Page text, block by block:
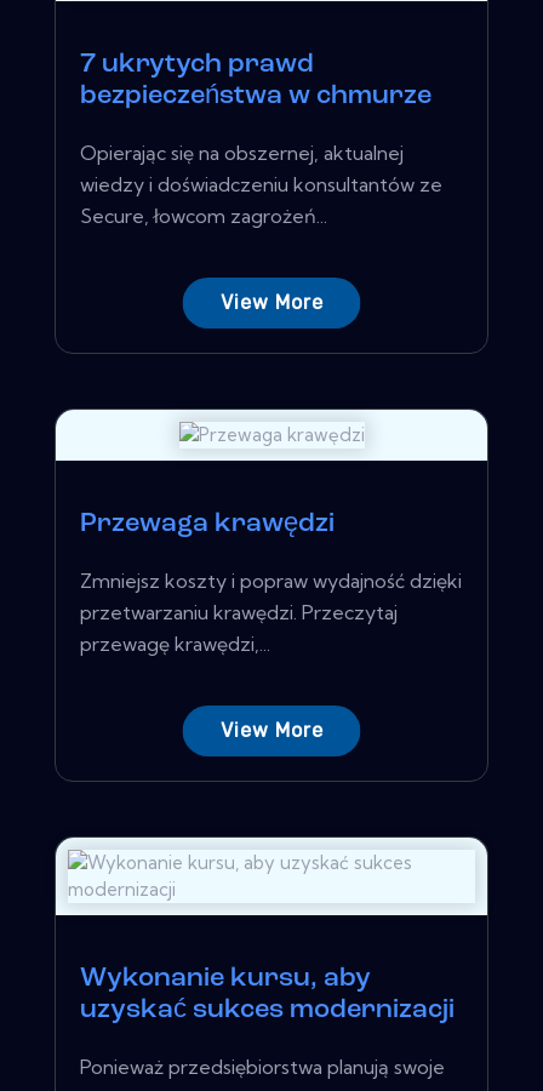
7 ukrytych prawd
bezpieczeństwa w chmurze
Opierając się na obszernej, aktualnej
wiedzy i doświadczeniu konsultantów ze
Secure, łowcom zagrożeń...
View More
Przewaga krawędzi
Zmniejsz koszty i popraw wydajność dzięki
przetwarzaniu krawędzi. Przeczytaj
przewagę krawędzi,...
View More
Wykonanie kursu, aby
uzyskać sukces modernizacji
Ponieważ przedsiębiorstwa planują swoje